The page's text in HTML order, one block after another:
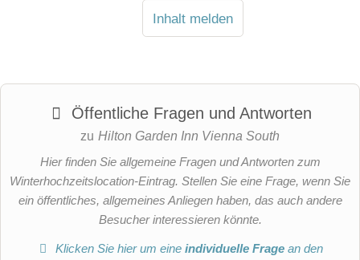
Inhalt melden
Öffentliche Fragen und Antworten
zu Hilton Garden Inn Vienna South
Hier finden Sie allgemeine Fragen und Antworten zum
Winterhochzeitslocation-Eintrag. Stellen Sie eine Frage, wenn Sie
ein öffentliches, allgemeines Anliegen haben, das auch andere
Besucher interessieren könnte.
Klicken Sie hier um eineindividuelle Frage an den